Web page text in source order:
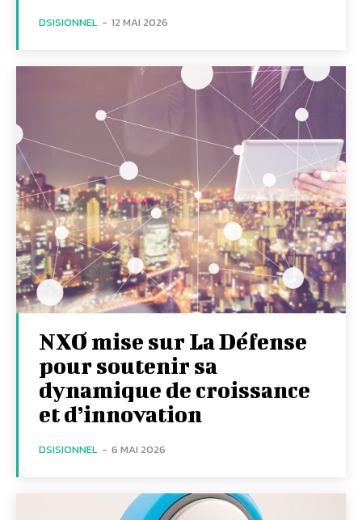
DSISIONNEL - 12 MAI 2026
NXO mise sur La Défense
pour soutenir sa
dynamique de croissance
et d’innovation
DSISIONNEL - 6 MAI 2026